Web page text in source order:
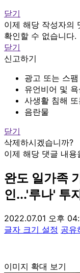
닫기
이제 해당 작성자의
확인할 수 없습니다.
닫기
신고하기
광고 또는 스팸
유언비어 및
사생활 침해
음란물
닫기
삭제하시겠습니까?
이제 해당 댓글 내
완도 일가족
인...'루나' 투
2022.07.01 오후
글자 크기 설정 공유
이미지 확대 보기